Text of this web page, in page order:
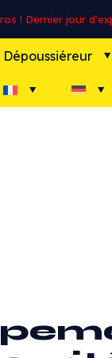
! Dernier jour
Dépoussiéreur